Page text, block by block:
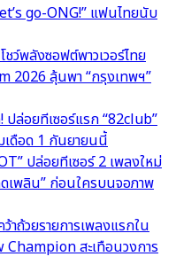
go-ONG!” แฟนไทยนับ
ชว์พลังซอฟต์พาวเวอร์ไทย
2026 ลุ้นพา “กรุงเทพฯ”
อยทีเซอร์แรก “82club”
เดือด 1 กันยายนนี้
ปล่อยทีเซอร์ 2 เพลงใหม่
เพลิน” ก่อนใครบนจอภาพ
าถ้วยรายการเพลงแรกใน
สะเทือนวงการ